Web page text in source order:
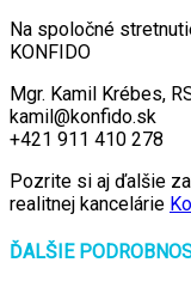
Na spoločné
KONFIDO
Mgr. Kamil Krébes,
kamil@konfido.sk
+421 911 410 278
Pozrite si aj ďalšie
realitnej kancelárie
ĎALŠIE